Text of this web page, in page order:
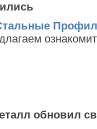
обновил